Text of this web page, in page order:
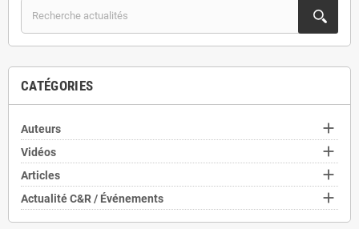
CATÉGORIES
Auteurs 
Vidéos 
Articles 
Actualité C&R / Événements 